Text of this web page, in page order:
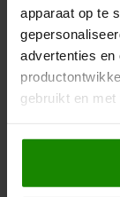
apparaat op te
advertenties en
gebruikt en met
Als u het
locatie, die